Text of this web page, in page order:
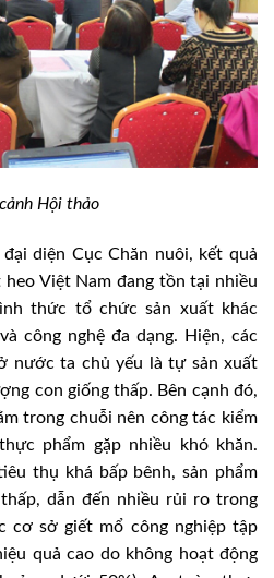
Hội thảo
đại diện Cục Chăn nuôi, kết quả
Việt Nam đang tồn tại nhiều
thức tổ chức sản xuất khác
công nghệ đa dạng. Hiện, các
nước ta chủ yếu là tự sản xuất
con giống thấp. Bên cạnh đó,
trong chuỗi nên công tác kiểm
phẩm gặp nhiều khó khăn.
thụ khá bấp bênh, sản phẩm
dẫn đến nhiều rủi ro trong
cơ sở giết mổ công nghiệp tập
quả cao do không hoạt động